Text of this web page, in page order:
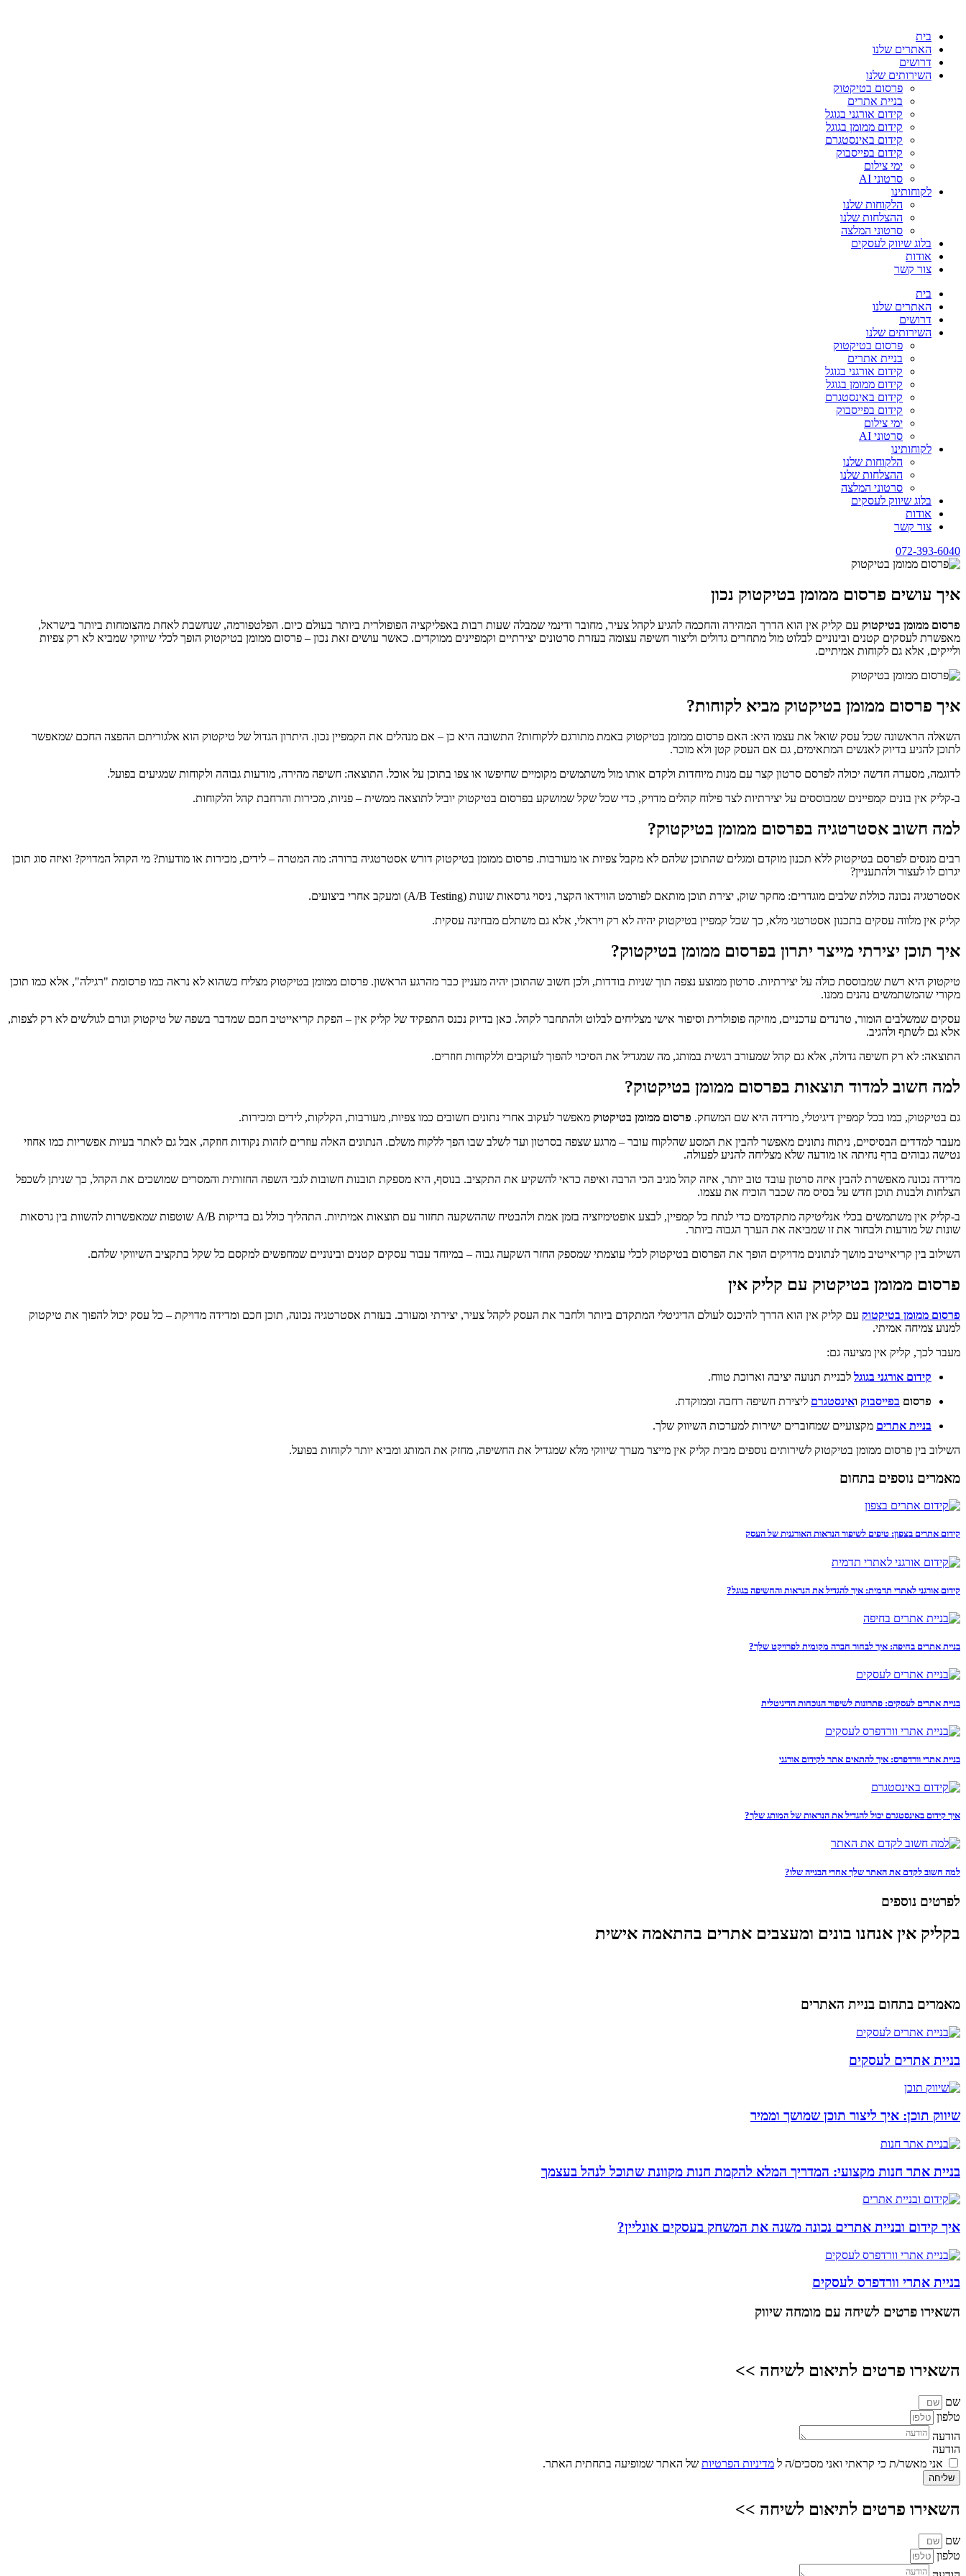
בית
האתרים שלנו
דרושים
השירותים שלנו
פרסום בטיקטוק
בניית אתרים
קידום אורגני בגוגל
קידום ממומן בגוגל
קידום באינסטגרם
קידום בפייסבוק
ימי צילום
סרטוני AI
לקוחותינו
הלקוחות שלנו
ההצלחות שלנו
סרטוני המלצה
בלוג שיווק לעסקים
אודות
צור קשר
בית
האתרים שלנו
דרושים
השירותים שלנו
פרסום בטיקטוק
בניית אתרים
קידום אורגני בגוגל
קידום ממומן בגוגל
קידום באינסטגרם
קידום בפייסבוק
ימי צילום
סרטוני AI
לקוחותינו
הלקוחות שלנו
ההצלחות שלנו
סרטוני המלצה
בלוג שיווק לעסקים
אודות
צור קשר
072-393-6040
איך עושים פרסום ממומן בטיקטוק נכון
פרסום ממומן בטיקטוק עם קליק אין הוא הדרך המהירה והחכמה להגיע לקהל צעיר, מחובר ודינמי שמבלה שעות רבות באפליקציה הפופולרית ביותר בעולם כיום. הפלטפורמה, שנחשבת לאחת מהצומחות ביותר בישראל,
מאפשרת לעסקים קטנים ובינוניים לבלוט מול מתחרים גדולים וליצור חשיפה עצומה בעזרת סרטונים יצירתיים וקמפיינים ממוקדים. כאשר עושים זאת נכון – פרסום ממומן בטיקטוק הופך לכלי שיווקי שמביא לא רק צפיות
ולייקים, אלא גם לקוחות אמיתיים.
איך פרסום ממומן בטיקטוק מביא לקוחות?
השאלה הראשונה שכל עסק שואל את עצמו היא: האם פרסום ממומן בטיקטוק באמת מתורגם ללקוחות? התשובה היא כן – אם מנהלים את הקמפיין נכון. היתרון הגדול של טיקטוק הוא אלגוריתם ההפצה החכם שמאפשר
לתוכן להגיע בדיוק לאנשים המתאימים, גם אם העסק קטן ולא מוכר.
לדוגמה, מסעדה חדשה יכולה לפרסם סרטון קצר עם מנות מיוחדות ולקדם אותו מול משתמשים מקומיים שחיפשו או צפו בתוכן על אוכל. התוצאה: חשיפה מהירה, מודעות גבוהה ולקוחות שמגיעים בפועל.
ב-קליק אין בונים קמפיינים שמבוססים על יצירתיות לצד פילוח קהלים מדויק, כדי שכל שקל שמושקע בפרסום בטיקטוק יוביל לתוצאה ממשית – פניות, מכירות והרחבת קהל הלקוחות.
למה חשוב אסטרטגיה בפרסום ממומן בטיקטוק?
רבים מנסים לפרסם בטיקטוק ללא תכנון מוקדם ומגלים שהתוכן שלהם לא מקבל צפיות או מעורבות. פרסום ממומן בטיקטוק דורש אסטרטגיה ברורה: מה המטרה – לידים, מכירות או מודעות? מי הקהל המדויק? ואיזה סוג תוכן
יגרום לו לעצור ולהתעניין?
אסטרטגיה נכונה כוללת שלבים מוגדרים: מחקר שוק, יצירת תוכן מותאם לפורמט הווידאו הקצר, ניסוי גרסאות שונות (A/B Testing) ומעקב אחרי ביצועים.
קליק אין מלווה עסקים בתכנון אסטרטגי מלא, כך שכל קמפיין בטיקטוק יהיה לא רק ויראלי, אלא גם משתלם מבחינה עסקית.
איך תוכן יצירתי מייצר יתרון בפרסום ממומן בטיקטוק?
טיקטוק היא רשת שמבוססת כולה על יצירתיות. סרטון ממוצע נצפה תוך שניות בודדות, ולכן חשוב שהתוכן יהיה מעניין כבר מהרגע הראשון. פרסום ממומן בטיקטוק מצליח כשהוא לא נראה כמו פרסומת "רגילה", אלא כמו תוכן
מקורי שהמשתמשים נהנים ממנו.
עסקים שמשלבים הומור, טרנדים עדכניים, מוזיקה פופולרית וסיפור אישי מצליחים לבלוט ולהתחבר לקהל. כאן בדיוק נכנס התפקיד של קליק אין – הפקת קריאייטיב חכם שמדבר בשפה של טיקטוק וגורם לגולשים לא רק לצפות,
אלא גם לשתף ולהגיב.
התוצאה: לא רק חשיפה גדולה, אלא גם קהל שמעורב רגשית במותג, מה שמגדיל את הסיכוי להפוך לעוקבים וללקוחות חוזרים.
למה חשוב למדוד תוצאות בפרסום ממומן בטיקטוק?
גם בטיקטוק, כמו בכל קמפיין דיגיטלי, מדידה היא שם המשחק. פרסום ממומן בטיקטוק מאפשר לעקוב אחרי נתונים חשובים כמו צפיות, מעורבות, הקלקות, לידים ומכירות.
מעבר למדדים הבסיסיים, ניתוח נתונים מאפשר להבין את המסע שהלקוח עובר – מרגע שצפה בסרטון ועד לשלב שבו הפך ללקוח משלם. הנתונים האלה עוזרים לזהות נקודות חוזקה, אבל גם לאתר בעיות אפשריות כמו אחוזי
נטישה גבוהים בדף נחיתה או מודעה שלא מצליחה להניע לפעולה.
מדידה נכונה מאפשרת להבין איזה סרטון עובד טוב יותר, איזה קהל מגיב הכי הרבה ואיפה כדאי להשקיע את התקציב. בנוסף, היא מספקת תובנות חשובות לגבי השפה החזותית והמסרים שמושכים את הקהל, כך שניתן לשכפל
הצלחות ולבנות תוכן חדש על בסיס מה שכבר הוכיח את עצמו.
ב-קליק אין משתמשים בכלי אנליטיקה מתקדמים כדי לנתח כל קמפיין, לבצע אופטימיזציה בזמן אמת ולהבטיח שההשקעה תחזור עם תוצאות אמיתיות. התהליך כולל גם בדיקות A/B שוטפות שמאפשרות להשוות בין גרסאות
שונות של מודעות ולבחור את זו שמביאה את הערך הגבוה ביותר.
השילוב בין קריאייטיב מושך לנתונים מדויקים הופך את הפרסום בטיקטוק לכלי עוצמתי שמספק החזר השקעה גבוה – במיוחד עבור עסקים קטנים ובינוניים שמחפשים למקסם כל שקל בתקציב השיווקי שלהם.
פרסום ממומן בטיקטוק עם קליק אין
פרסום ממומן בטיקטוק עם קליק אין הוא הדרך להיכנס לעולם הדיגיטלי המתקדם ביותר ולחבר את העסק לקהל צעיר, יצירתי ומעורב. בעזרת אסטרטגיה נכונה, תוכן חכם ומדידה מדויקת – כל עסק יכול להפוך את טיקטוק
למנוע צמיחה אמיתי.
מעבר לכך, קליק אין מציעה גם:
קידום אורגני בגוגל לבניית תנועה יציבה וארוכת טווח.
פרסום בפייסבוק ואינסטגרם ליצירת חשיפה רחבה וממוקדת.
בניית אתרים מקצועיים שמחוברים ישירות למערכות השיווק שלך.
השילוב בין פרסום ממומן בטיקטוק לשירותים נוספים מבית קליק אין מייצר מערך שיווקי מלא שמגדיל את החשיפה, מחזק את המותג ומביא יותר לקוחות בפועל.
מאמרים נוספים בתחום
קידום אתרים בצפון: טיפים לשיפור הנראות האורגנית של העסק
קידום אורגני לאתרי תדמית: איך להגדיל את הנראות והחשיפה בגוגל?
בניית אתרים בחיפה: איך לבחור חברה מקומית לפרויקט שלך?
בניית אתרים לעסקים: פתרונות לשיפור הנוכחות הדיגיטלית
בניית אתרי וורדפרס: איך להתאים אתר לקידום אורגני
איך קידום באינסטגרם יכול להגדיל את הנראות של המותג שלך?
למה חשוב לקדם את האתר שלך אחרי הבנייה שלו?
לפרטים נוספים
בקליק אין אנחנו בונים ומעצבים אתרים בהתאמה אישית
מאמרים בתחום בניית האתרים
בניית אתרים לעסקים
שיווק תוכן: איך ליצור תוכן שמושך וממיר
בניית אתר חנות מקצועי: המדריך המלא להקמת חנות מקוונת שתוכל לנהל בעצמך
איך קידום ובניית אתרים נכונה משנה את המשחק בעסקים אונליין?
בניית אתרי וורדפרס לעסקים
השאירו פרטים לשיחה עם מומחה שיווק
השאירו פרטים לתיאום לשיחה >>
שם
טלפון
הודעה
הודעה
אני מאשר/ת כי קראתי ואני מסכים/ה ל מדיניות הפרטיות של האתר שמופיעה בתחתית האתר.
שליחה
השאירו פרטים לתיאום לשיחה >>
שם
טלפון